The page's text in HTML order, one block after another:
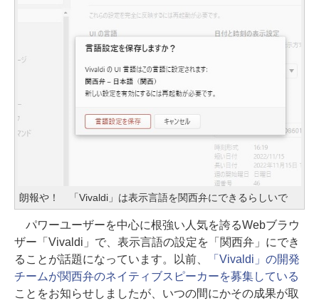
朗報や！ 「Vivaldi」は表示言語を関西弁にできるらしいで
パワーユーザーを中心に根強い人気を誇るWebブラウ
ザー「Vivaldi」で、表示言語の設定を「関西弁」にでき
ることが話題になっています。以前、
「Vivaldi」の開発
チームが関西弁のネイティブスピーカーを募集している
ことをお知らせしましたが、いつの間にかその成果が取